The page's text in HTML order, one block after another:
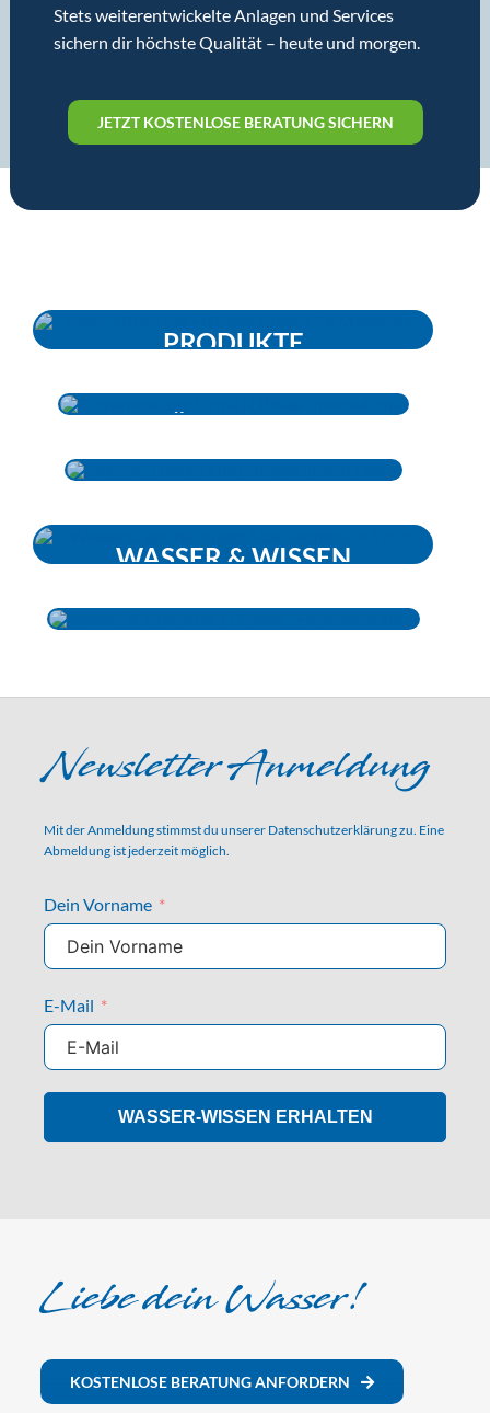
Stets weiterentwickelte Anlagen und Services
sichern dir höchste Qualität – heute und morgen.
JETZT KOSTENLOSE BERATUNG SICHERN
PRODUKTE
ÜBER UNS
REFERENZEN
WASSER & WISSEN
KARRIERE
Newsletter Anmeldung
Mit der Anmeldung stimmst du unserer Datenschutzerklärungzu. Eine
Abmeldung ist jederzeit möglich.
Dein Vorname
E-Mail
WASSER-WISSEN ERHALTEN
Liebe dein Wasser!
KOSTENLOSE BERATUNG ANFORDERN